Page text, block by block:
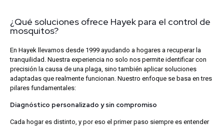
¿Qué soluciones ofrece Hayek para el control de
mosquitos?
En Hayek llevamos desde 1999 ayudando a hogares a recuperar la
tranquilidad. Nuestra experiencia no solo nos permite identificar con
precisión la causa de una plaga, sino también aplicar soluciones
adaptadas que realmente funcionan. Nuestro enfoque se basa en tres
pilares fundamentales:
Diagnóstico personalizado y sin compromiso
Cada hogar es distinto, y por eso el primer paso siempre es entender